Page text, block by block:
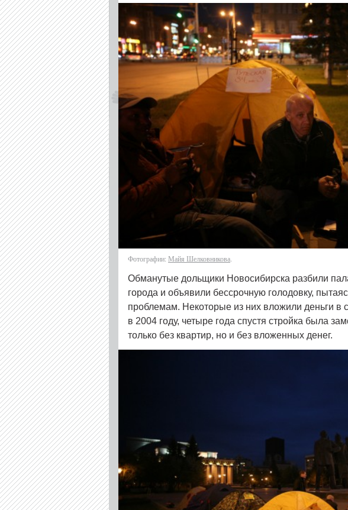
Фотографии: Майя Шелковникова
Обманутые дольщики Новосибирска разбили
города и объявили бессрочную голодовку,
проблемам. Некоторые из них вложили деньги в
в 2004 году, четыре года спустя стройка была
только без квартир, но и без вложенных денег.